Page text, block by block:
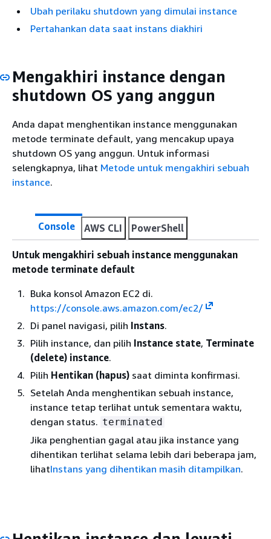
Ubah perilaku shutdown yang dimulai instance
Pertahankan data saat instans diakhiri
Mengakhiri instance dengan
shutdown OS yang anggun
Anda dapat menghentikan instance menggunakan
metode terminate default, yang mencakup upaya
shutdown OS yang anggun. Untuk informasi
selengkapnya, lihat Metode untuk mengakhiri sebuah
instance.
Console AWS CLI PowerShell
Untuk mengakhiri sebuah instance menggunakan
metode terminate default
Buka konsol Amazon EC2 di.
https://console.aws.amazon.com/ec2/
Di panel navigasi, pilih Instans.
Pilih instance, dan pilih Instance state, Terminate
(delete) instance.
Pilih Hentikan (hapus) saat diminta konfirmasi.
Setelah Anda menghentikan sebuah instance,
instance tetap terlihat untuk sementara waktu,
dengan status. terminated
Jika penghentian gagal atau jika instance yang
dihentikan terlihat selama lebih dari beberapa jam,
lihatInstans yang dihentikan masih ditampilkan.